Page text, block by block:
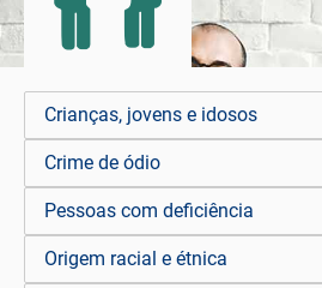
Crianças, jovens e idosos
Crime de ódio
Pessoas com deficiência
Origem racial e étnica